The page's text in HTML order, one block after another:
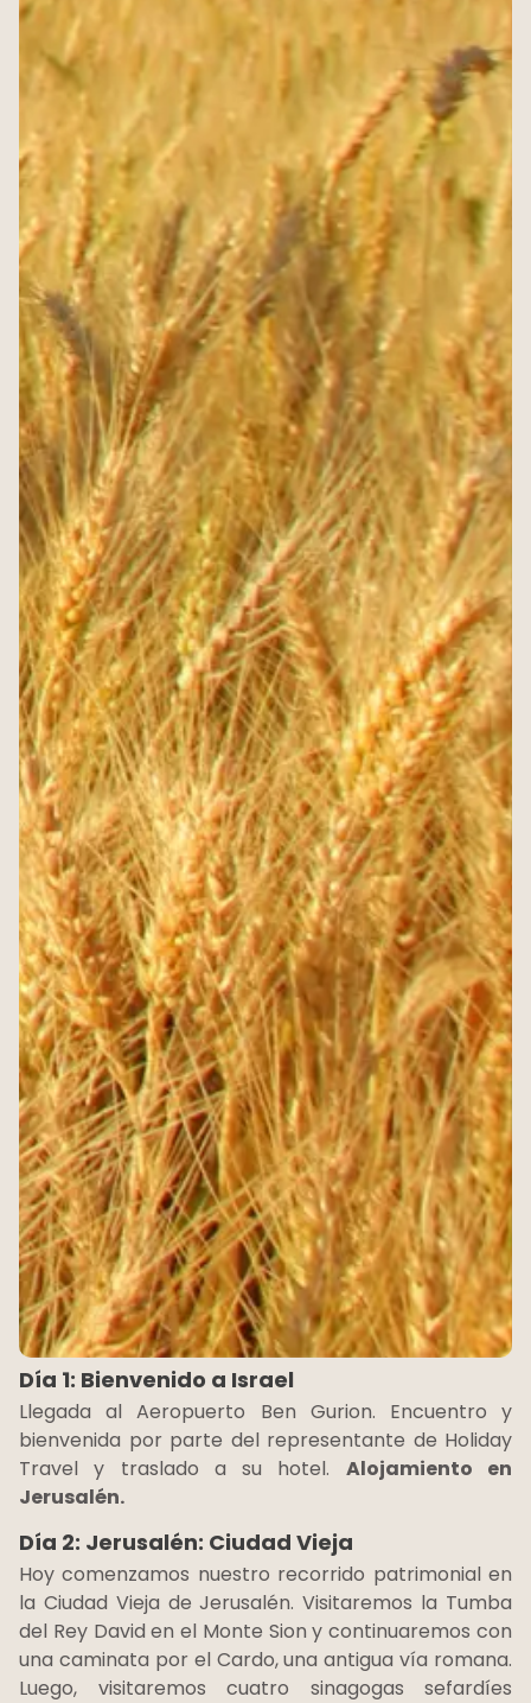
Día 1: Bienvenido a Israel
Llegada al Aeropuerto Ben Gurion. Encuentro y
bienvenida por parte del representante de Holiday
Travel y traslado a su hotel. Alojamiento en
Jerusalén.
Día 2: Jerusalén: Ciudad Vieja
Hoy comenzamos nuestro recorrido patrimonial en
la Ciudad Vieja de Jerusalén. Visitaremos la Tumba
del Rey David en el Monte Sion y continuaremos con
una caminata por el Cardo, una antigua vía romana.
Luego, visitaremos cuatro sinagogas sefardíes